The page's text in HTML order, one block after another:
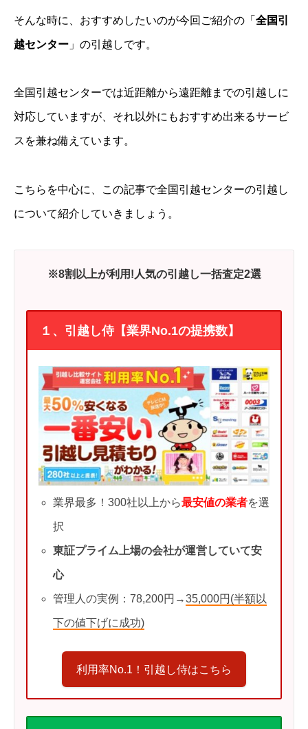
そんな時に、おすすめしたいのが今回ご紹介の「 全国引
越センター 」の引越しです。
全国引越センターでは近距離から遠距離までの引越しに
対応していますが、それ以外にもおすすめ出来るサービ
スを兼ね備えています。
こちらを中心に、この記事で全国引越センターの引越し
について紹介していきましょう。
※8割以上が利用!人気の引越し一括査定2選
１、引越し侍【業界No.1の提携数】
業界最多！300社以上から最安値の業者を選
択
東証プライム上場の会社が運営していて安
心
管理人の実例：78,200円→35,000円(半額以
下の値下げに成功)
利用率No.1！引越し侍はこちら